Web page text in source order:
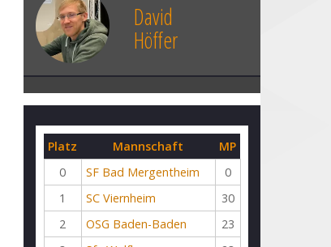
David
Höffer
Platz Mannschaft
MP
0
SF Bad Mergentheim
0
1
SC Viernheim
30
2
OSG Baden-Baden
23